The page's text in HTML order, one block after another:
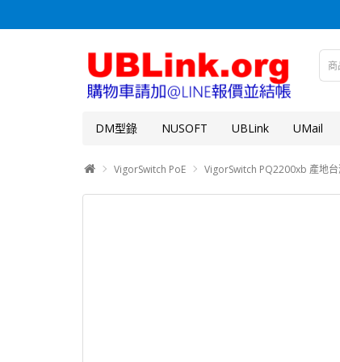
DM型錄 NUSOFT UBLink UMail
VigorSwitch PoE VigorSwitch PQ2200xb 產地